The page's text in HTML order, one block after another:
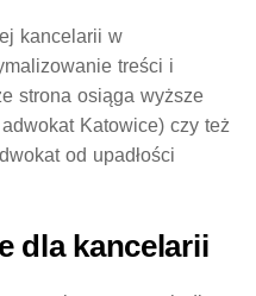
kancelarii w
treści i
strona osiąga wyższe
Katowice) czy też
od upadłości
dla kancelarii